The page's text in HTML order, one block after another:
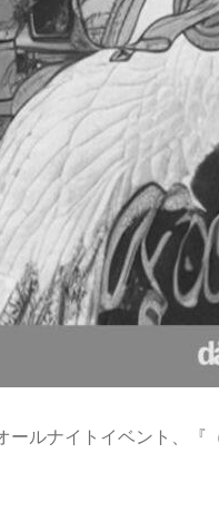
ールナイトイベント、『